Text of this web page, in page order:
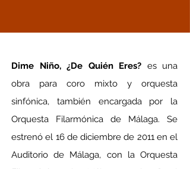
Dime Niño, ¿De Quién Eres? es una
obra para coro mixto y orquesta
sinfónica, también encargada por la
Orquesta Filarmónica de Málaga. Se
estrenó el 16 de diciembre de 2011 en el
Auditorio de Málaga, con la Orquesta